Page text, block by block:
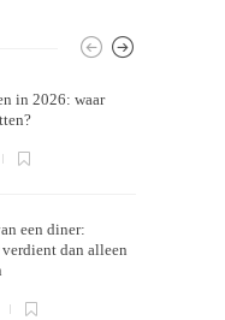
. Join us right
in 2026: waar
een diner:
dan alleen